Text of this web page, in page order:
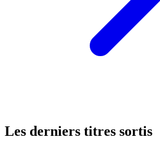
Les derniers titres sortis